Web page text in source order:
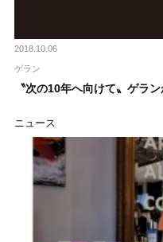
2018.10.06
ゲラン
〝次の10年へ向けて〟ゲラ
ニュース